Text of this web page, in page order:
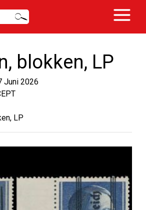
blokken, LP
Juni 2026
LP